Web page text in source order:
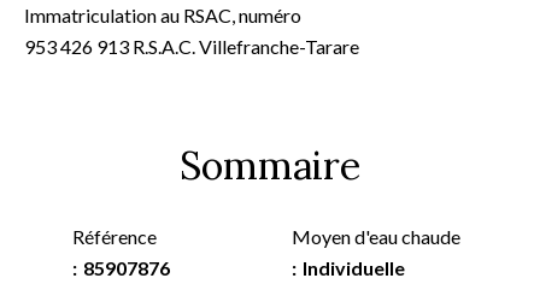
Immatriculation au RSAC, numéro
953 426 913 R.S.A.C. Villefranche-Tarare
Sommaire
Référence
85907876
Moyen d'eau chaude
Individuelle